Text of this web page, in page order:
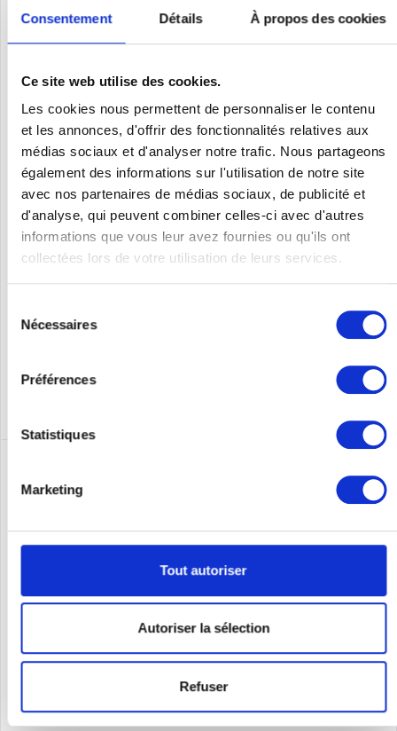
Consentement Détails À propos des cookies
Ce site web utilise des cookies.
Les cookies nous permettent de personnaliser le contenu
et les annonces, d'offrir des fonctionnalités relatives aux
médias sociaux et d'analyser notre trafic. Nous partageons
également des informations sur l'utilisation de notre site
avec nos partenaires de médias sociaux, de publicité et
d'analyse, qui peuvent combiner celles-ci avec d'autres
informations que vous leur avez fournies ou qu'ils ont
collectées lors de votre utilisation de leurs services.
Nécessaires
Préférences
Statistiques
Marketing
Tout autoriser
Autoriser la sélection
Refuser
HPE ARUBA S1F96A
HPE ANW AP-605H (US10) 10Pk AP
HPE ARUBA S0B59A
HPE ANW AP-605H (JP) AP-STOCK